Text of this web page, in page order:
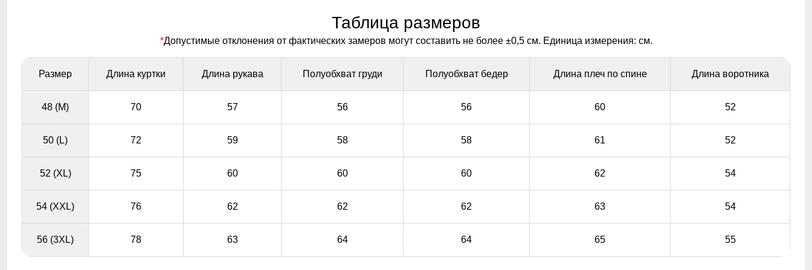
Благодаря шнурку и резинке, брюки можно легко
затянуть или ослабить в талии.
Элемент одежды нужен для защиты шеи от холода, но
со временем стал стильной и модной деталью
гардероба.
Таблица размеров
*Допустимые отклонения от фактических замеров могут составить не более ±0,5 см. Единица измерения: см.
Размер Длина куртки Длина рукава Полуобхват груди Полуобхват бедер Длина плеч по спине Длина воротника
48 (M) 70 57 56 56 60 52
50 (L) 72 59 58 58 61 52
52 (XL) 75 60 60 60 62 54
54 (XXL) 76 62 62 62 63 54
56 (3XL) 78 63 64 64 65 55